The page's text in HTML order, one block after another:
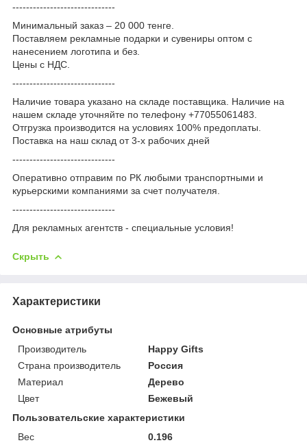
------------------------------
Минимальный заказ – 20 000 тенге.
Поставляем рекламные подарки и сувениры оптом с
нанесением логотипа и без.
Цены с НДС.
------------------------------
Наличие товара указано на складе поставщика. Наличие на
нашем складе уточняйте по телефону +77055061483.
Отгрузка производится на условиях 100% предоплаты.
Поставка на наш склад от 3-x рабочих дней
------------------------------
Оперативно отправим по РК любыми транспортными и
курьерскими компаниями за счет получателя.
------------------------------
Для рекламных агентств - специальные условия!
Скрыть
Характеристики
Основные атрибуты
Производитель
Happy Gifts
Страна производитель
Россия
Материал
Дерево
Цвет
Бежевый
Пользовательские характеристики
Вес
0.196